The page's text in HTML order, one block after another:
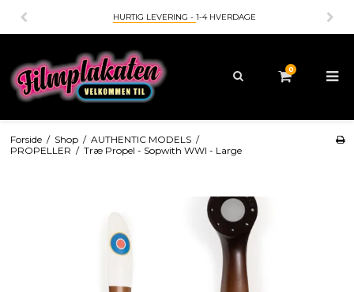
HURTIG LEVERING - 1-4 HVERDAGE
0
Forside / Shop / AUTHENTIC MODELS /
PROPELLER / Træ Propel - Sopwith WWI - Large